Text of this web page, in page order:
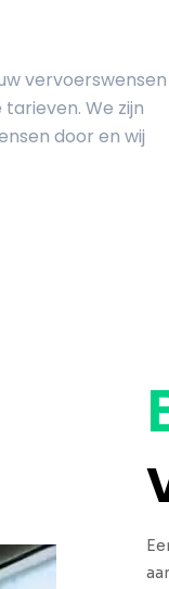
vervoerswensen
We zijn
door en wij